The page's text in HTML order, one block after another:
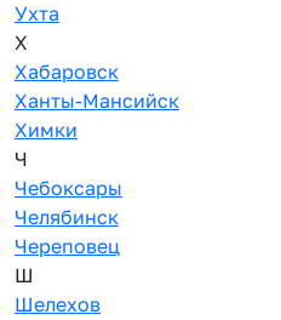
Ухта
Х
Хабаровск
Ханты-Мансийск
Химки
Ч
Чебоксары
Челябинск
Череповец
Ш
Шелехов